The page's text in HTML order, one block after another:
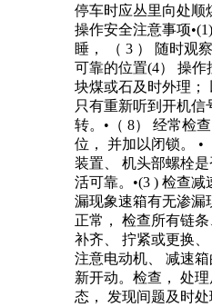
停车时应丛里向处顺
操作安全注意事项
睡， （ 3 ） 随时观
可靠的位置(4） 操作
块煤或石及时外理；
只有重新听到开机信
转。•（ 8） 经常检
位， 并加以闭锁。 •
装置、 机头部螺栓
活可靠。•(3 ) 检查
漏现象速箱有无渗漏
正常， 检查所有链
补齐、 拧紧或更换
注意电动机、 减速
新开动。检查， 处
态， 发现间题及时